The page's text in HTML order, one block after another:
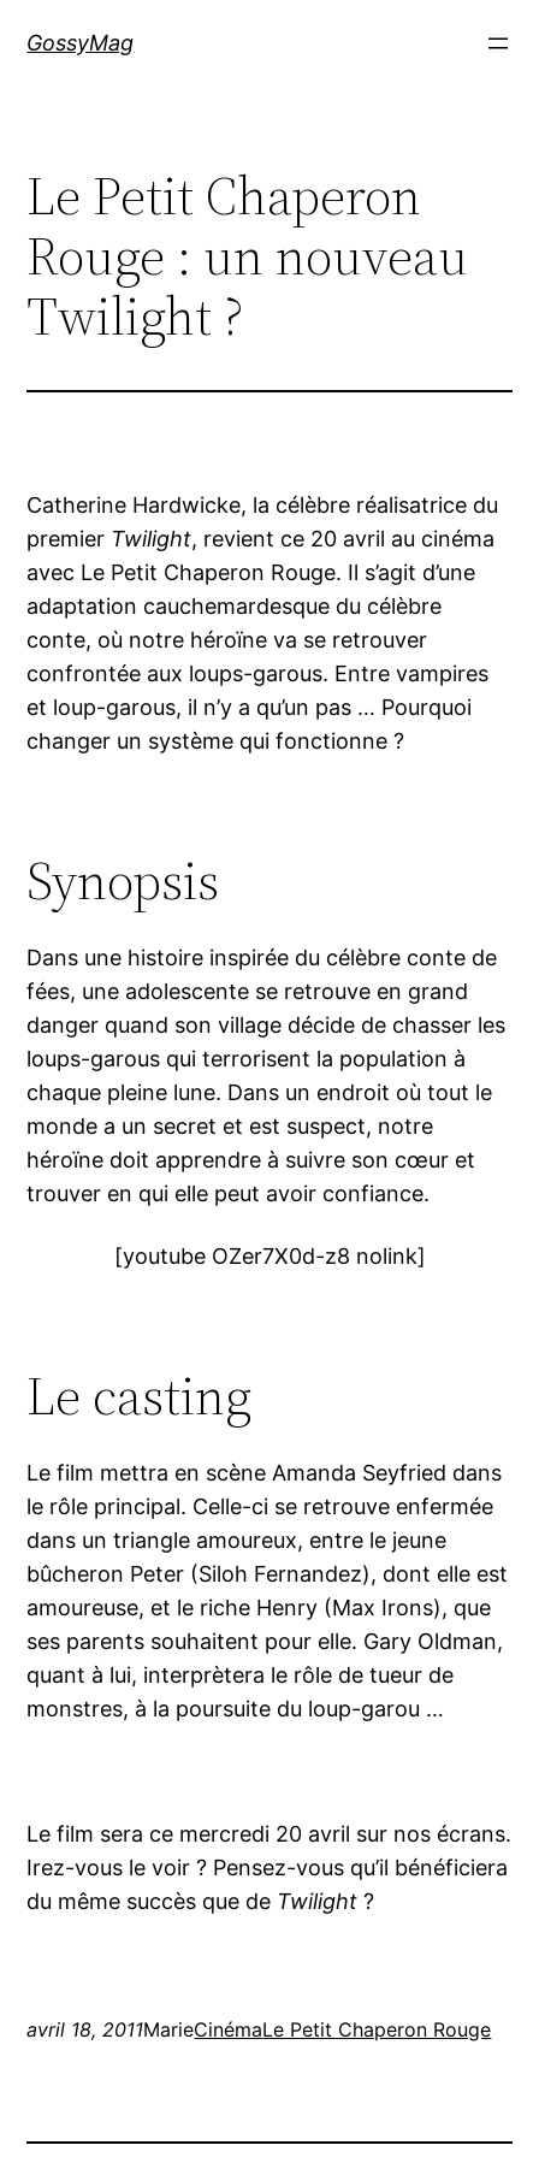
GossyMag
Le Petit Chaperon
Rouge : un nouveau
Twilight ?
Catherine Hardwicke, la célèbre réalisatrice du
premier Twilight, revient ce 20 avril au cinéma
avec Le Petit Chaperon Rouge. Il s’agit d’une
adaptation cauchemardesque du célèbre
conte, où notre héroïne va se retrouver
confrontée aux loups-garous. Entre vampires
et loup-garous, il n’y a qu’un pas … Pourquoi
changer un système qui fonctionne ?
Synopsis
Dans une histoire inspirée du célèbre conte de
fées, une adolescente se retrouve en grand
danger quand son village décide de chasser les
loups-garous qui terrorisent la population à
chaque pleine lune. Dans un endroit où tout le
monde a un secret et est suspect, notre
héroïne doit apprendre à suivre son cœur et
trouver en qui elle peut avoir confiance.
[youtube OZer7X0d-z8 nolink]
Le casting
Le film mettra en scène Amanda Seyfried dans
le rôle principal. Celle-ci se retrouve enfermée
dans un triangle amoureux, entre le jeune
bûcheron Peter (Siloh Fernandez), dont elle est
amoureuse, et le riche Henry (Max Irons), que
ses parents souhaitent pour elle. Gary Oldman,
quant à lui, interprètera le rôle de tueur de
monstres, à la poursuite du loup-garou …
Le film sera ce mercredi 20 avril sur nos écrans.
Irez-vous le voir ? Pensez-vous qu’il bénéficiera
du même succès que de Twilight?
avril 18, 2011MarieCinémaLe Petit Chaperon Rouge